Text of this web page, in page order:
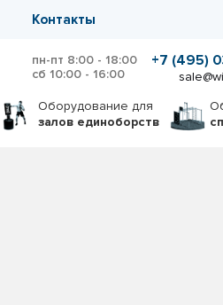
Контакты
пн-пт 8:00 - 18:00
сб 10:00 - 16:00
+7 (495)
Оборудование для
залов единоборств